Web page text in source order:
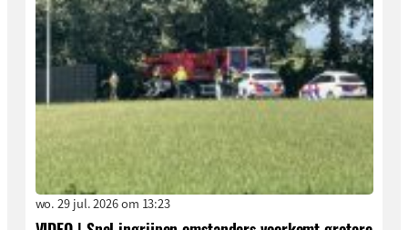
wo. 29 jul. 2026 om 13:23